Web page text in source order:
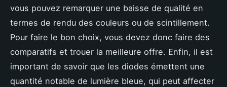
vous pouvez remarquer une baisse de qualité en
termes de rendu des couleurs ou de scintillement.
Pour faire le bon choix, vous devez donc faire des
comparatifs et trouer la meilleure offre. Enfin, il est
important de savoir que les diodes émettent une
quantité notable de lumière bleue, qui peut affecter